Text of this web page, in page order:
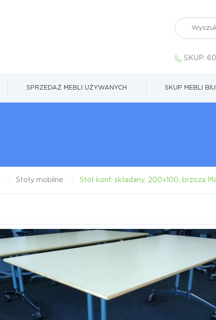
SKUP:
SPRZEDAŻ MEBLI UŻYWANYCH SKUP MEBLI
Stoły mobilne Stół konf. składany, 200x100, brzoza